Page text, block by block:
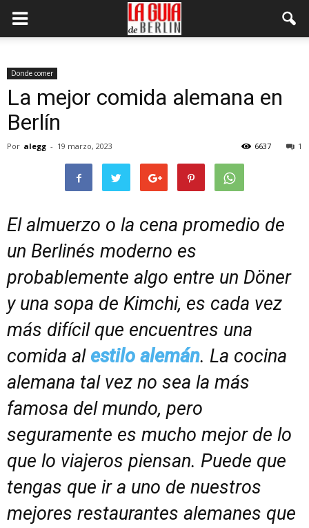
Donde comer
La mejor comida alemana en
Berlín
Por alegg - 19 marzo, 2023 1
6637
El almuerzo o la cena promedio de
un Berlinés moderno es
probablemente algo entre un Döner
y una sopa de Kimchi, es cada vez
más difícil que encuentres una
comida al estilo alemán. La cocina
alemana tal vez no sea la más
famosa del mundo, pero
seguramente es mucho mejor de lo
que lo viajeros piensan. Puede que
tengas que ir a uno de nuestros
mejores restaurantes alemanes que